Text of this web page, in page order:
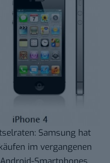
Samsung hat
im vergangenen